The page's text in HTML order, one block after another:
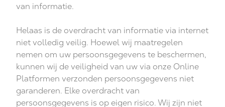
van informatie.
Helaas is de overdracht van informatie via internet
niet volledig veilig. Hoewel wij maatregelen
nemen om uw persoonsgegevens te beschermen,
kunnen wij de veiligheid van uw via onze Online
Platformen verzonden persoonsgegevens niet
garanderen. Elke overdracht van
persoonsgegevens is op eigen risico. Wij zijn niet